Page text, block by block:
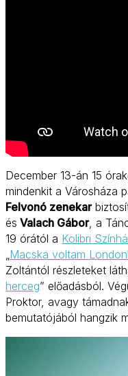
December 13-án 15
mindenkit a Városháza
Felvonó zenekar
és Valach Gábor, a
19 órától a Kolibri
„Macska voltam
Zoltántól részleteket
herceg” előadásból.
Proktor, avagy
bemutatójából hangzik